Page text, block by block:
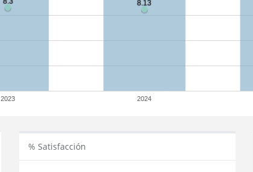
2023 2024
% Satisfacción